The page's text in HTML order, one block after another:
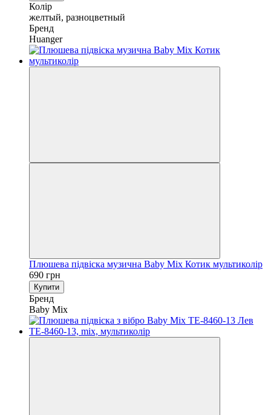
Колір
желтый, разноцветный
Бренд
Huanger
Плюшева підвіска музична Baby Mix Котик мультиколір
690 грн
Купити
Бренд
Baby Mix